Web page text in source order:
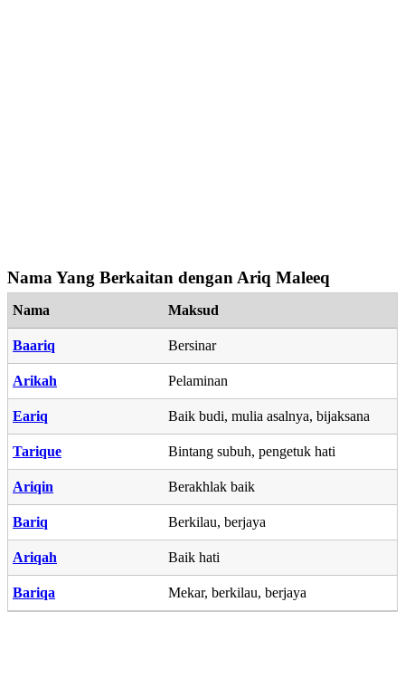
Nama Yang Berkaitan dengan Ariq Maleeq
Nama Maksud
Baariq Bersinar
Arikah Pelaminan
Eariq Baik budi, mulia asalnya, bijaksana
Tarique Bintang subuh, pengetuk hati
Ariqin Berakhlak baik
Bariq Berkilau, berjaya
Ariqah Baik hati
Bariqa Mekar, berkilau, berjaya